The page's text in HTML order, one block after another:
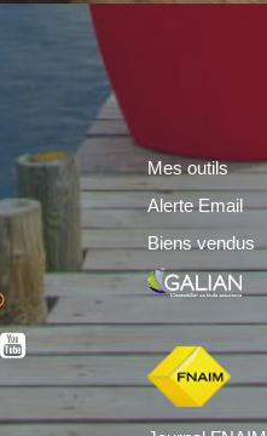
Mes outils
Alerte Email
Biens vendus